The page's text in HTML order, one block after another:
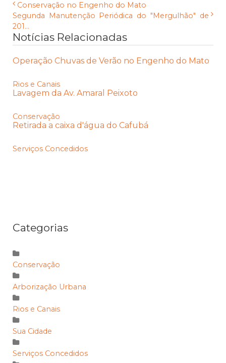
Conservação no Engenho do Mato
Segunda Manutenção Periódica do "Mergulhão" de
201...
Notícias Relacionadas
Operação Chuvas de Verão no Engenho do Mato
Rios e Canais
Lavagem da Av. Amaral Peixoto
Conservação
Retirada a caixa d'água do Cafubá
Serviços Concedidos
Categorias
Conservação
Arborização Urbana
Rios e Canais
Sua Cidade
Serviços Concedidos